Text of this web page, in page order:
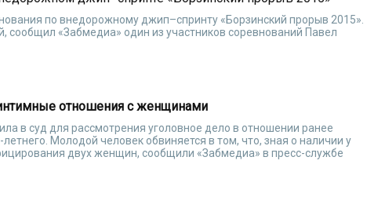
по внедорожному джип–спринту «Борзинский прорыв 2015».
сообщил «Забмедиа» один из участников соревнований Павел
отношения с женщинами
в суд для рассмотрения уголовное дело в отношении ранее
Молодой человек обвиняется в том, что, зная о наличии у
двух женщин, сообщили «Забмедиа» в пресс-службе